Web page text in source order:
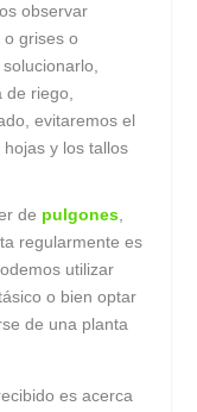
observar
grises o
de riego,
evitaremos el
y los tallos
de pulgones
regularmente es
utilizar
o bien optar
de una planta
es acerca